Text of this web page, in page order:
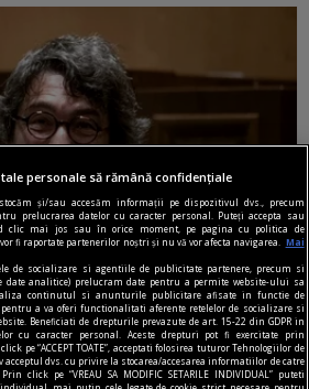
pe limba lor,
personale să rămână confidențiale
stocăm și/sau accesăm informații pe dispozitivul dvs., precum
prelucrarea datelor cu caracter personal. Puteți accepta sau
clic mai jos sau în orice moment, pe pagina cu politica de
fi raportate partenerilor noștri și nu vă vor afecta navigarea.
Mai
de socializare si agentiile de publicitate partenere, precum si
analitice) prelucram date pentru a permite website-ului sa
continutul si anunturile publicitare afisate in functie de
a va oferi functionalitati aferente retelelor de socializare si
Beneficiati de drepturile prevazute de art. 15-22 din GDPR in
cu caracter personal. Aceste drepturi pot fi exercitate prin
click pe “ACCEPT TOATE”, acceptati folosirea tuturor Tehnologiilor de
dvs. cu privire la stocarea/accesarea informatiilor de catre
click pe “VREAU SA MODIFIC SETARILE INDIVIDUAL” puteti